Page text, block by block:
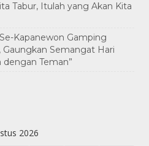
Tabur, Itulah yang Akan Kita
Kapanewon Gamping
Semangat Hari
dengan Teman”
2026